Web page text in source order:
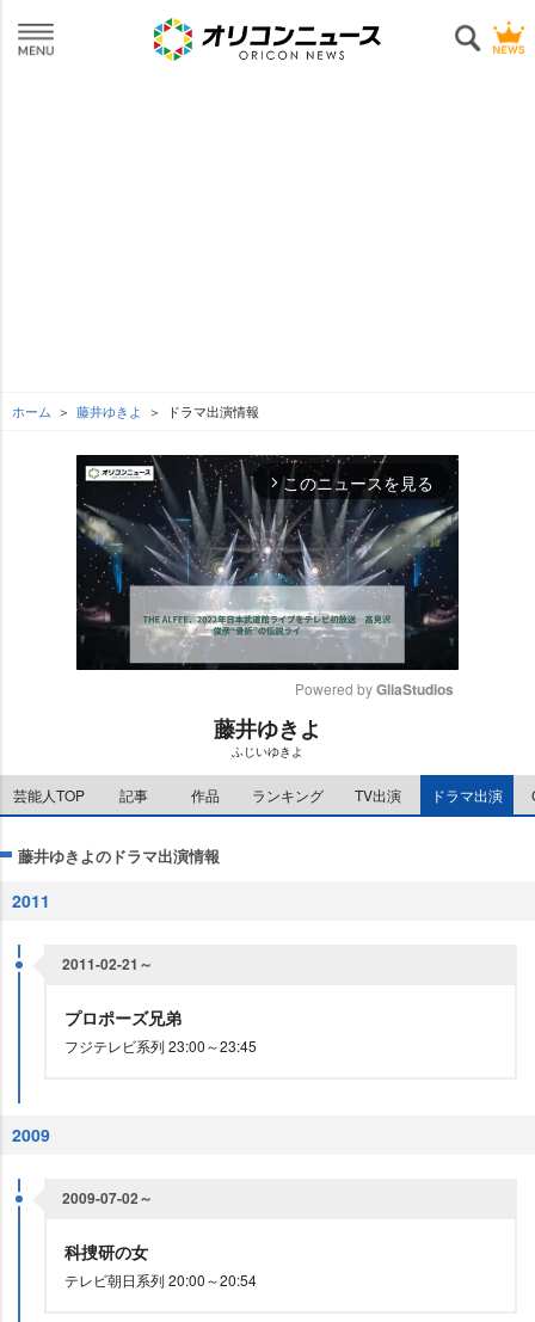
ホーム 藤井ゆきよ ドラマ出演情報
arrow_forward_ios このニュースを見る
e
Powered by GliaStudios
藤井ゆきよ
ふじいゆきよ
芸能人TOP 記事 作品 ランキング TV出演 ドラマ出演
藤井ゆきよのドラマ出演情報
2011
2011-02-21～
プロポーズ兄弟
フジテレビ系列 23:00～23:45
2009
2009-07-02～
科捜研の女
テレビ朝日系列 20:00～20:54